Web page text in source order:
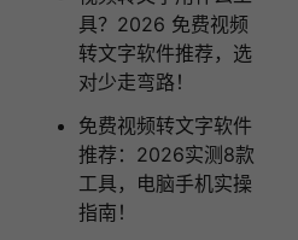
具？2026 免费视频
转文字软件推荐，选
对少走弯路！
免费视频转文字软件
推荐：2026实测8款
工具，电脑手机实操
指南！